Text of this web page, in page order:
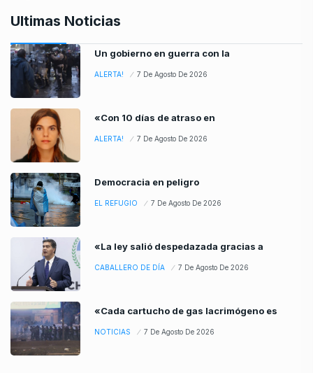
Ultimas Noticias
Un gobierno en guerra con la
ALERTA! 7 De Agosto De 2026
«Con 10 días de atraso en
ALERTA! 7 De Agosto De 2026
Democracia en peligro
EL REFUGIO 7 De Agosto De 2026
«La ley salió despedazada gracias a
CABALLERO DE DÍA 7 De Agosto De 2026
«Cada cartucho de gas lacrimógeno es
NOTICIAS 7 De Agosto De 2026